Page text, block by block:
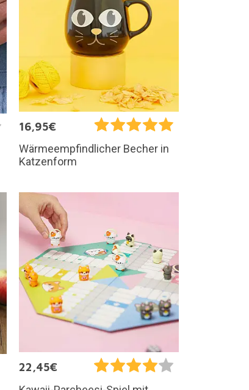
16,95€
Wärmeempfindlicher Becher in
Katzenform
22,45€